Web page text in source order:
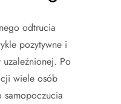
odtrucia
pozytywne i
uzależnionej. Po
wiele osób